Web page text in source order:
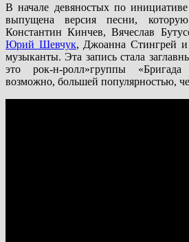
В начале девяностых по
выпущена версия песни,
Константин Кинчев, Вячеслав
Юрий Шевчук, Джоанна Стингрей и
музыканты. Эта запись стала
это рок-н-ролл»группы
возможно, большей популярностью,